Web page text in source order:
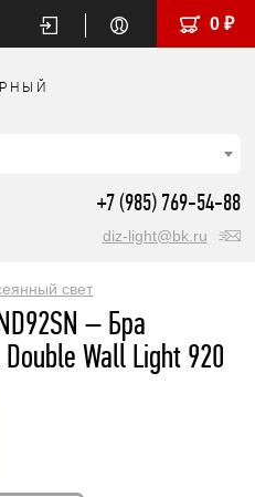
0 ₽
+7 (985) 769-54-88
diz-light@bk.ru
свет
– Бра
Double Wall Light 920